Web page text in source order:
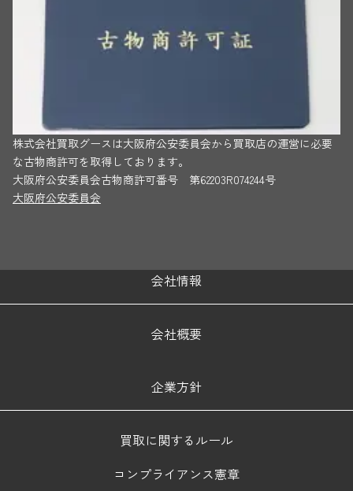
株式会社買取グースは大阪府公安委員会から買取店の運営に必要
な古物商許可を取得しております。
大阪府公安委員会古物商許可番号 第62203R074244号
大阪府公安委員会
会社情報
会社概要
企業方針
買取に関するルール
コンプライアンス憲章